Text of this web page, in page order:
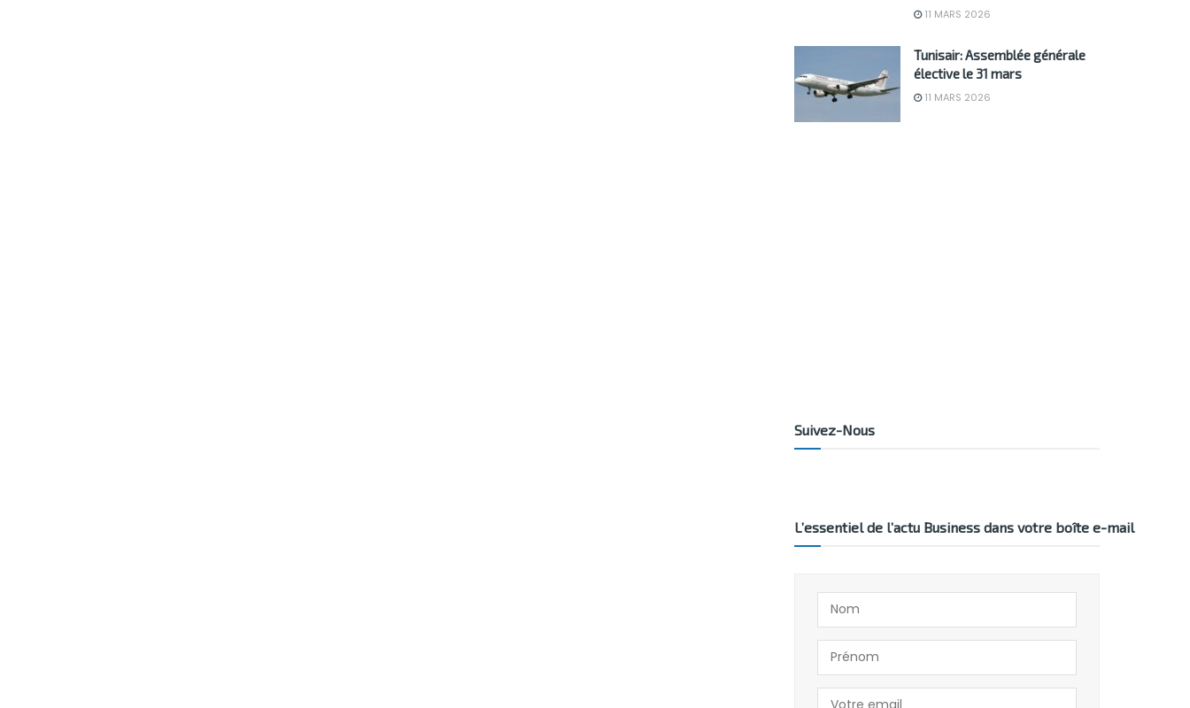
11 MARS 2026
Tunisair: Assemblée générale
élective le 31 mars
11 MARS 2026
Suivez-Nous
L’essentiel de l’actu Business dans votre boîte e-mail